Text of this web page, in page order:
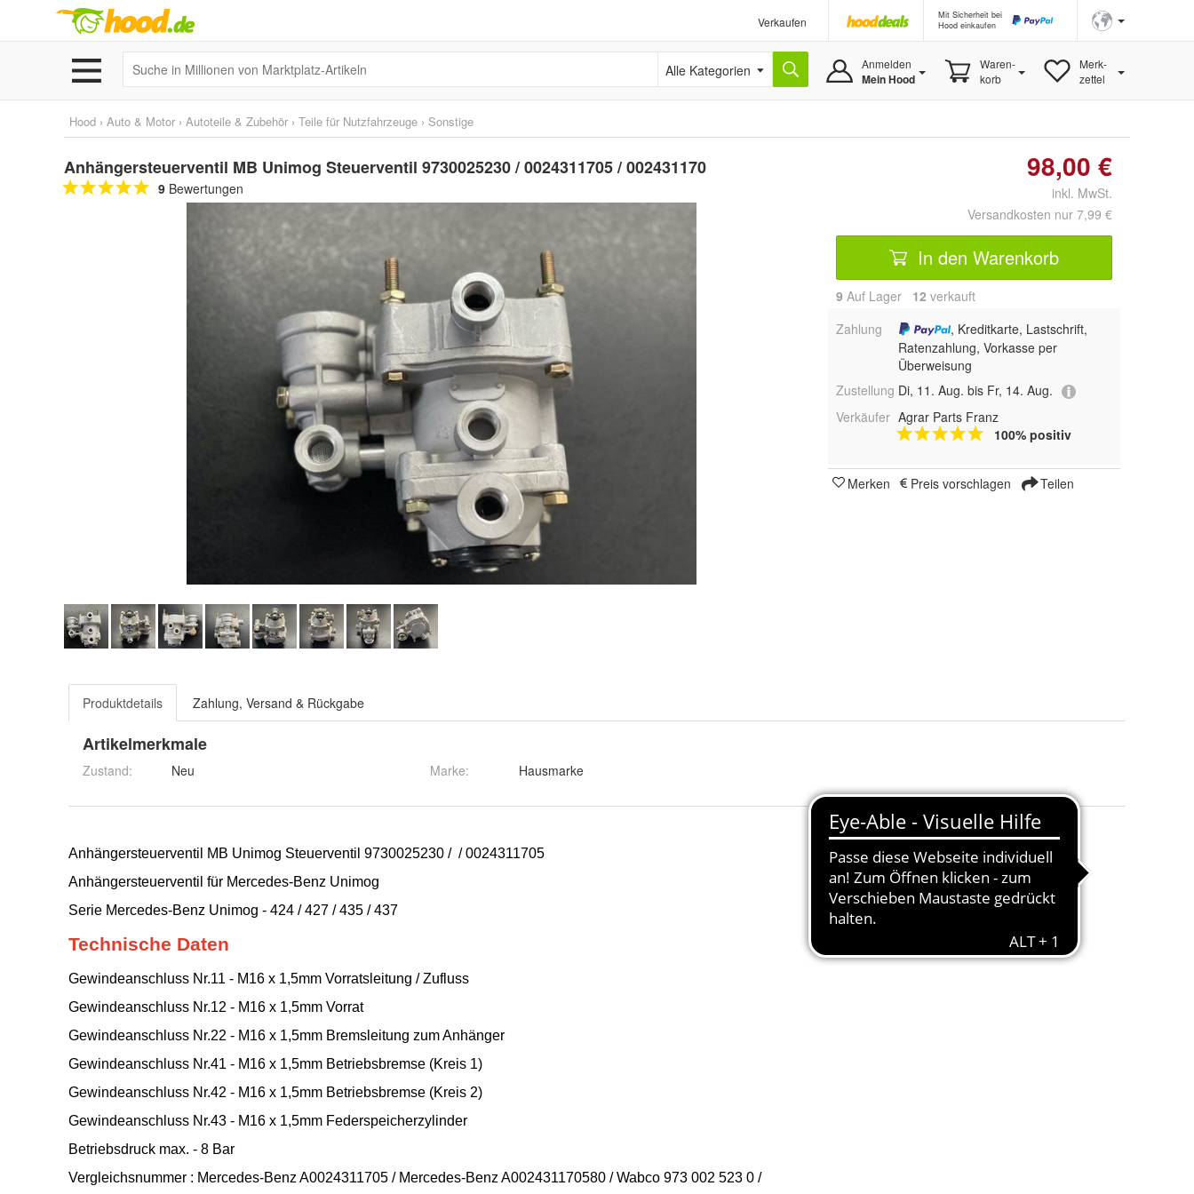
Verkaufen
Mit Sicherheit bei
Hood einkaufen
Alle Kategorien Anmelden
Mein Hood
Waren-
korb
Merk-
zettel
Hood › Auto & Motor › Autoteile & Zubehör › Teile für Nutzfahrzeuge › Sonstige
Anhängersteuerventil MB Unimog Steuerventil 9730025230 / 0024311705 / 002431170
9 Bewertungen
98,00 €
inkl. MwSt.
Versandkosten nur 7,99 €
In den Warenkorb
9 Auf Lager 12 verkauft
Zahlung
, Kreditkarte, Lastschrift,
Ratenzahlung, Vorkasse per
Überweisung
Zustellung Di, 11. Aug. bis Fr, 14. Aug.
Verkäufer Agrar Parts Franz
100% positiv
Merken Preis vorschlagen Teilen
Produktdetails Zahlung, Versand & Rückgabe
Artikelmerkmale
Zustand: Neu Marke: Hausmarke